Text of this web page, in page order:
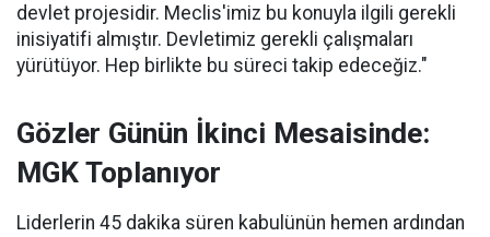
devlet projesidir. Meclis'imiz bu konuyla ilgili gerekli
inisiyatifi almıştır. Devletimiz gerekli çalışmaları
yürütüyor. Hep birlikte bu süreci takip edeceğiz."
Gözler Günün İkinci Mesaisinde:
MGK Toplanıyor
Liderlerin 45 dakika süren kabulünün hemen ardından